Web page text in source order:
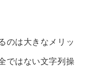
のは大きなメリッ
ではない文字列操